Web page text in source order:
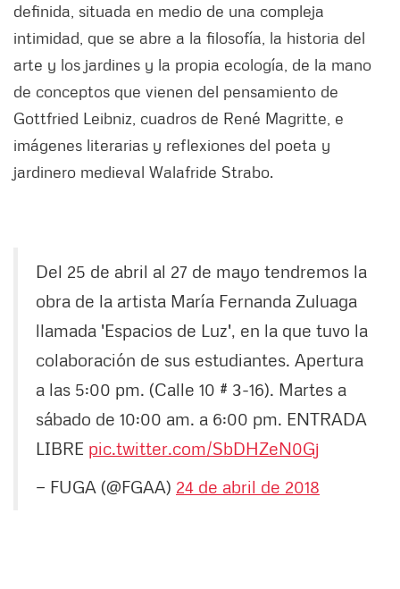
definida, situada en medio de una compleja
intimidad, que se abre a la filosofía, la historia del
arte y los jardines y la propia ecología, de la mano
de conceptos que vienen del pensamiento de
Gottfried Leibniz, cuadros de René Magritte, e
imágenes literarias y reflexiones del poeta y
jardinero medieval Walafride Strabo.
Del 25 de abril al 27 de mayo tendremos la
obra de la artista María Fernanda Zuluaga
llamada 'Espacios de Luz', en la que tuvo la
colaboración de sus estudiantes. Apertura
a las 5:00 pm. (Calle 10 # 3-16). Martes a
sábado de 10:00 am. a 6:00 pm. ENTRADA
LIBRE pic.twitter.com/SbDHZeN0Gj
— FUGA (@FGAA) 24 de abril de 2018